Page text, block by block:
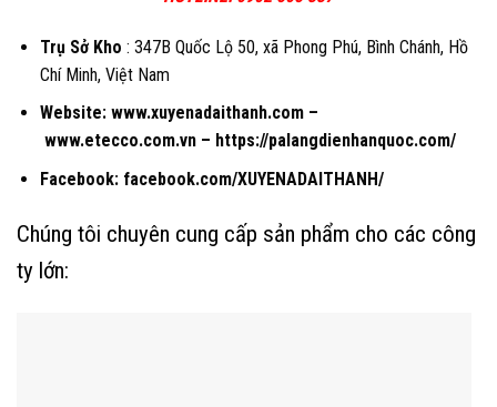
Trụ Sở Kho : 347B Quốc Lộ 50, xã Phong Phú, Bình Chánh, Hồ
Chí Minh, Việt Nam
Website: www.xuyenadaithanh.com–
www.etecco.com.vn– https://palangdienhanquoc.com/
Facebook: facebook.com/XUYENADAITHANH/
Chúng tôi chuyên cung cấp sản phẩm cho các công
ty lớn: